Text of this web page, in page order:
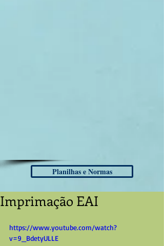
Planilhas e Normas
Imprimação EAI
https://www.youtube.com/watch?
v=9_BdetyULLE